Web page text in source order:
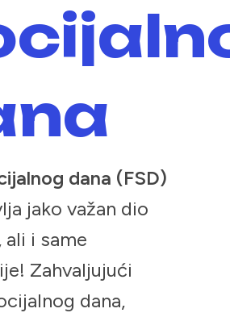
dana (FSD)
jako važan dio
i same
Zahvaljujući
dana,